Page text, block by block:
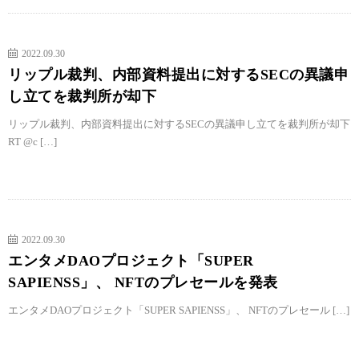
2022.09.30
リップル裁判、内部資料提出に対するSECの異議申
し立てを裁判所が却下
リップル裁判、内部資料提出に対するSECの異議申し立てを裁判所が却下
RT @c […]
2022.09.30
エンタメDAOプロジェクト「SUPER
SAPIENSS」、 NFTのプレセールを発表
エンタメDAOプロジェクト「SUPER SAPIENSS」、 NFTのプレセール […]